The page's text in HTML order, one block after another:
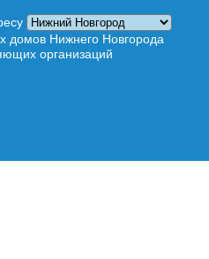
домов Нижнего Новгорода
организаций